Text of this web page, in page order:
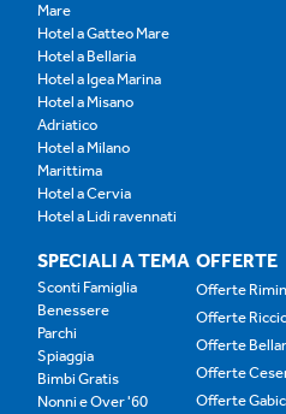
Mare
Hotel a Gatteo Mare
Hotel a Bellaria
Hotel a Igea Marina
Hotel a Misano
Adriatico
Hotel a Milano
Marittima
Hotel a Cervia
Hotel a Lidi ravennati
SPECIALI A TEMA
Sconti Famiglia
Benessere
Parchi
Spiaggia
Bimbi Gratis
Nonni e Over '60
OFFERTE
Offerte
Offerte
Offerte
Offerte
Offerte